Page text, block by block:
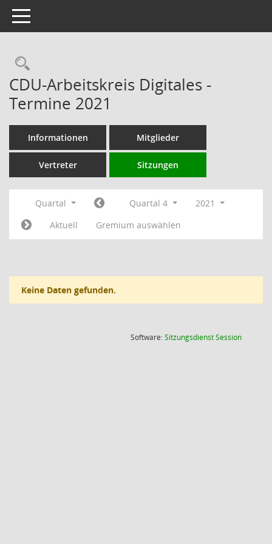
Toggle navigation
Rechercheauswahl
CDU-Arbeitskreis Digitales -
Termine 2021
Informationen Mitglieder
Vertreter Sitzungen
Quartal Quartal 4
2021
Aktuell
Gremium auswählen
Keine Daten gefunden.
Software:SitzungsdienstSession(Wird in